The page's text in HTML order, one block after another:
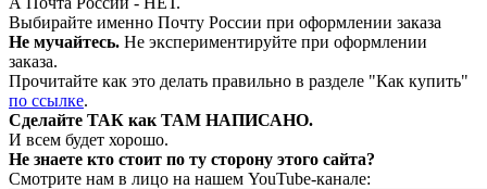
Выбирайте именно Почту России при оформлении заказа
Не мучайтесь. Не экспериментируйте при оформлении
заказа.
Прочитайте как это делать правильно в разделе "Как купить"
по ссылке.
Сделайте ТАК как ТАМ НАПИСАНО.
И всем будет хорошо.
Не знаете кто стоит по ту сторону этого сайта?
Смотрите нам в лицо на нашем YouTube-канале: